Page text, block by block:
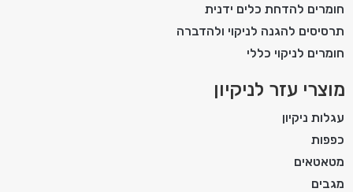
חומרים להדחת כלים ידנית
תרסיסים להגנה לניקוי ולהדברה
חומרים לניקוי כללי
מוצרי עזר לניקיון
עגלות ניקיון
כפפות
מטאטאים
מגבים